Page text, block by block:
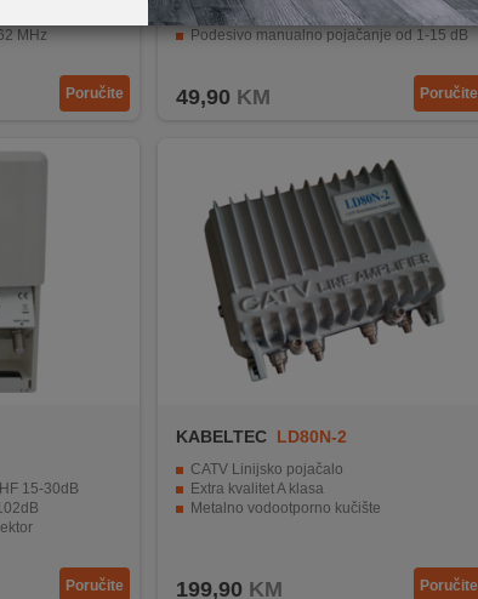
MHz
Poručite
UHF pojačanje do 27dB
Podesivo manualno pojačanje od 1-15 dB
49,90 KM Poručite
15-30dB
Poručite
KABELTEC LD80N-2
CATV Linijsko pojačalo
Extra kvalitet A klasa
Metalno vodootporno kučište
199,90 KM Poručite